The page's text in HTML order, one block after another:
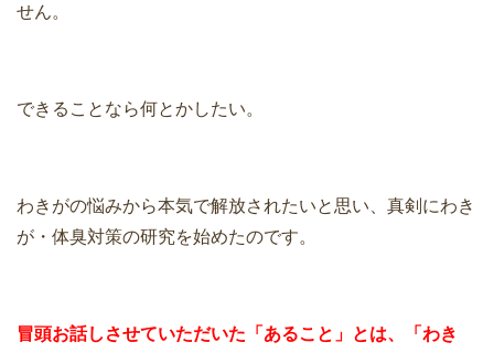
せん。
できることなら何とかしたい。
わきがの悩みから本気で解放されたいと思い、真剣にわき
が・体臭対策の研究を始めたのです。
冒頭お話しさせていただいた「あること」とは、
「わき